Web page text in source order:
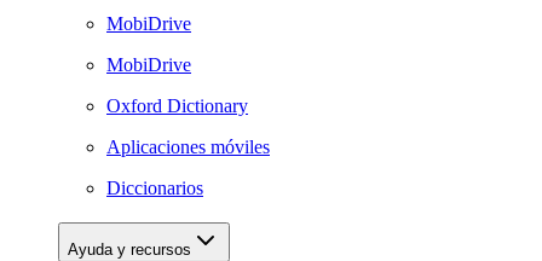
MobiDrive
MobiDrive
Oxford Dictionary
Aplicaciones móviles
Diccionarios
Ayuda y recursos